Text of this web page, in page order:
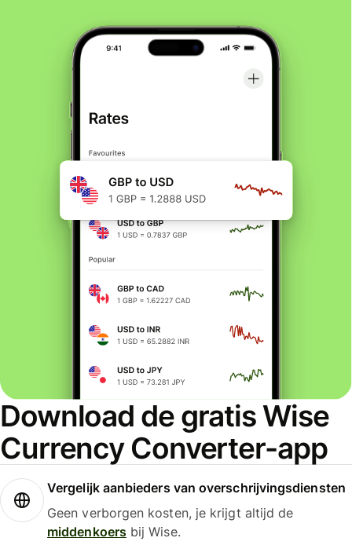
Download de gratis Wise
Currency Converter-app
Vergelijk aanbieders van overschrijvingsdiensten
Geen verborgen kosten, je krijgt altijd de
middenkoersbij Wise.